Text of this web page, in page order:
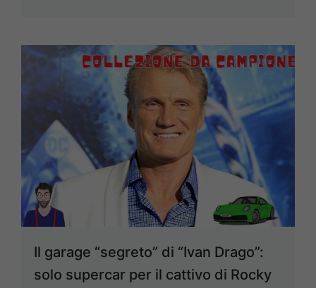
Il garage “segreto” di “Ivan Drago”:
solo supercar per il cattivo di Rocky